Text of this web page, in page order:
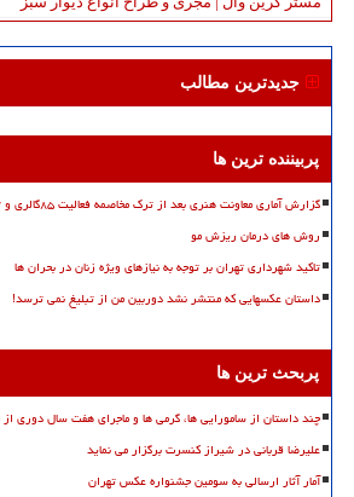
جدیدترین مطالب
پربیننده ترین ها
گزارش آماری معاونت هنری بعد از ترک مخاصمه فعالیت ۸۵گالری و ۴۷ اجرای موسیقی
روش های درمان ریزش مو
تاکید شهرداری تهران بر توجه به نیازهای ویژه زنان در بحران ها
داستان عکسهایی که منتشر نشد دوربین من از تبلیغ نمی ترسد!
پربحث ترین ها
چند داستان از سامورایی ها، گرمی ها و ماجرای هفت سال دوری
علیرضا قربانی در شیراز کنسرت برگزار می نماید
آمار آثار ارسالی به سومین جشنواره عکس تهران